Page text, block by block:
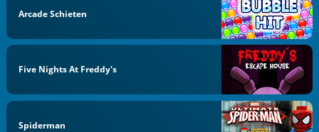
Arcade Schieten
Five Nights At Freddy's
Spiderman